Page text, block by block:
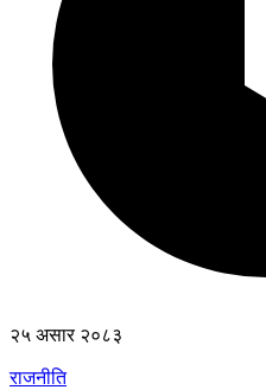
२५ असार २०८३
राजनीति